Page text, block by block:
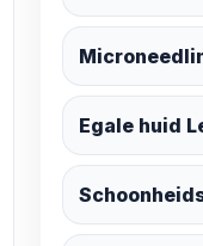
Egale huid